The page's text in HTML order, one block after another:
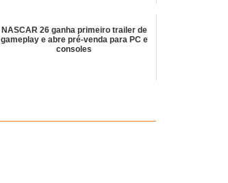
NASCAR 26 ganha primeiro trailer de
gameplay e abre pré-venda para PC e
consoles